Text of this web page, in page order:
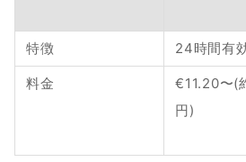
特徴 24時間有
料金
€11.20〜(
円)